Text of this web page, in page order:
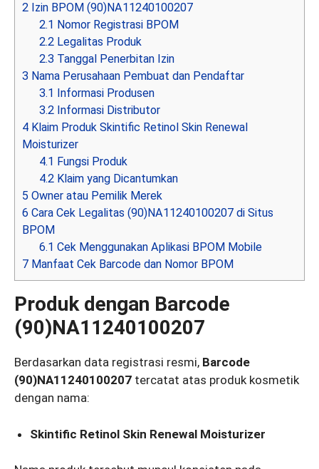
2 Izin BPOM (90)NA11240100207
2.1 Nomor Registrasi BPOM
2.2 Legalitas Produk
2.3 Tanggal Penerbitan Izin
3 Nama Perusahaan Pembuat dan Pendaftar
3.1
Informasi Produsen
3.2 Informasi Distributor
4 Klaim Produk Skintific Retinol Skin Renewal
Moisturizer
4.1 Fungsi Produk
4.2 Klaim yang Dicantumkan
5 Owner atau Pemilik Merek
6 Cara Cek Legalitas (90)NA11240100207 di Situs
BPOM
6.1 Cek Menggunakan Aplikasi BPOM Mobile
7 Manfaat Cek Barcode dan Nomor BPOM
Produk dengan Barcode
(90)NA11240100207
Berdasarkan data registrasi resmi, Barcode
(90)NA11240100207 tercatat atas produk kosmetik
dengan nama:
Skintific Retinol Skin Renewal Moisturizer